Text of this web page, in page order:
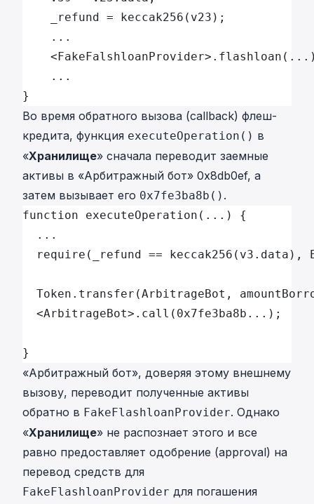
    _refund = keccak256(v23);
    ...
    ...
}
Во время обратного вызова (callback) флеш-
кредита, функция executeOperation() в
«Хранилище» сначала переводит заемные
активы в «Арбитражный бот» 0x8db0ef, а
затем вызывает его 0x7fe3ba8b() .
function executeOperation(...) {
  ...
require(_refund == keccak256(v3.data),
Token.transfer(ArbitrageBot,
  <ArbitrageBot>.call(0x7fe3ba8b...);
}
«Арбитражный бот», доверяя этому внешнему
вызову, переводит полученные активы
обратно в FakeFlashloanProvider. Однако
«Хранилище» не распознает этого и все
равно предоставляет одобрение (approval) на
перевод средств для
FakeFlashloanProvider для погашения